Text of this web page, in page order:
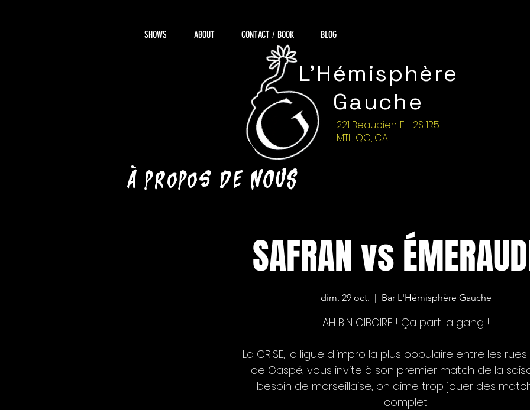
221 Beaubien .E H2S 1R5
MTL, QC, CA
L'Hémisphère
Gauche
SHOWS ABOUT CONTACT / BOOK BLOG
À propos de NOUS
SAFRAN vs
dim. 29 oct.
  |
Bar L'Hémisphère Gauche
AH BIN CIBOIRE ! Ça part la gang !
La CRISE, la ligue d'impro la plus populaire entre les
de Gaspé, vous invite à son premier match de la
besoin de marseillaise, on aime trop jouer des
complet.